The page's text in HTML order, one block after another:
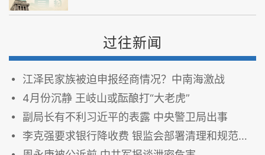
过往新闻
江泽民家族被迫申报经商情况？中南海激战
4月份沉静 王岐山或酝酿打“大老虎”
副局长有不利习近平的表露 中央警卫局出事
李克强要求银行降收费 银监会部署清理和规范收费项目 能降尽可能降